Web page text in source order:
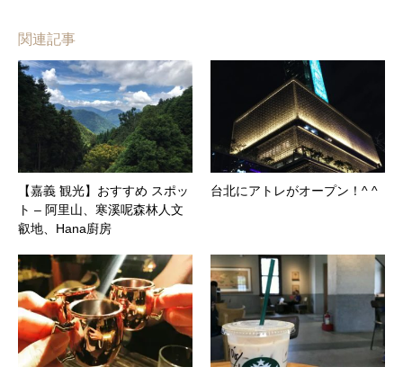
関連記事
【嘉義 観光】おすすめ スポッ
ト – 阿里山、寒溪呢森林人文
叡地、Hana廚房
台北にアトレがオープン！^ ^